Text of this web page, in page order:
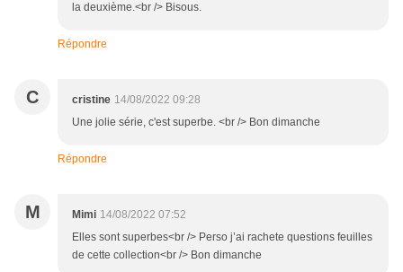
la deuxième.<br /> Bisous.
Répondre
C cristine 14/08/2022 09:28
Une jolie série, c'est superbe. <br /> Bon dimanche
Répondre
M Mimi 14/08/2022 07:52
Elles sont superbes<br /> Perso j’ai rachete questions feuilles
de cette collection<br /> Bon dimanche